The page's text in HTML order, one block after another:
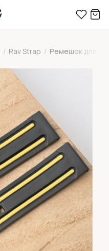
/ Rav Strap / Ремешок для